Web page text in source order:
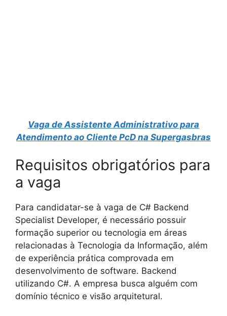
Vaga de Assistente Administrativo para
Atendimento ao Cliente PcD na Supergasbras
Requisitos obrigatórios para
a vaga
Para candidatar-se à vaga de C# Backend
Specialist Developer, é necessário possuir
formação superior ou tecnologia em áreas
relacionadas à Tecnologia da Informação, além
de experiência prática comprovada em
desenvolvimento de software. Backend
utilizando C#. A empresa busca alguém com
domínio técnico e visão arquitetural.